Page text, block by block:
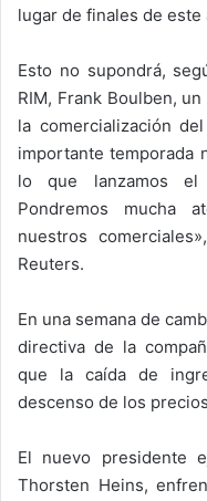
lugar de finales de este
Esto no supondrá,
RIM, Frank Boulben,
la comercialización
importante temporada
lo que lanzamos
Pondremos mucha
nuestros
Reuters.
En una semana de
directiva de la
que la caída de
descenso de los
El nuevo presidente
Thorsten Heins,